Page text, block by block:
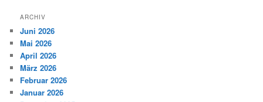
ARCHIV
Juni 2026
Mai 2026
April 2026
März 2026
Februar 2026
Januar 2026